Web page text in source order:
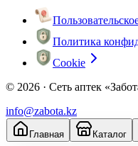
Политика
Cookie
© 2026 · Сеть аптек
info@zabota.kz
Главная Каталог